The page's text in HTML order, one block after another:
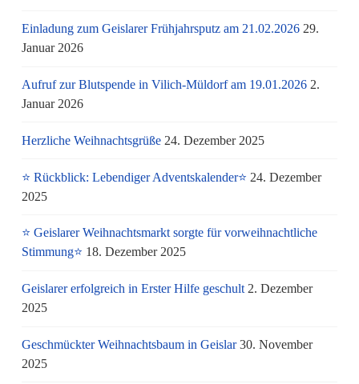
Einladung zum Geislarer Frühjahrsputz am 21.02.2026 29.
Januar 2026
Aufruf zur Blutspende in Vilich-Müldorf am 19.01.2026 2.
Januar 2026
Herzliche Weihnachtsgrüße 24. Dezember 2025
⭐ Rückblick: Lebendiger Adventskalender⭐ 24. Dezember
2025
⭐ Geislarer Weihnachtsmarkt sorgte für vorweihnachtliche
Stimmung⭐ 18. Dezember 2025
Geislarer erfolgreich in Erster Hilfe geschult 2. Dezember
2025
Geschmückter Weihnachtsbaum in Geislar 30. November
2025